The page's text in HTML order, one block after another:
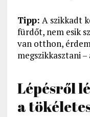
Tipp: A szikkadt
fürdőt, nem esik
van otthon,
megszikkasztani
Lépésről
a